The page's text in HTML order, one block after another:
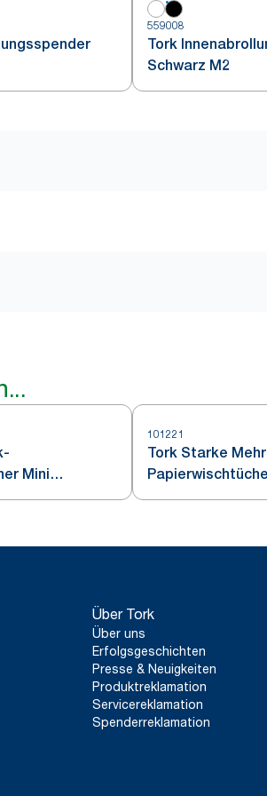
559008
Tork
Schwarz M2
Mini
M1
101221
Tork Starke
Innenabrollung
Über Tork
Über uns
Erfolgsgeschichten
Presse & Neuigkeiten
Produktreklamation
Servicereklamation
Spenderreklamation